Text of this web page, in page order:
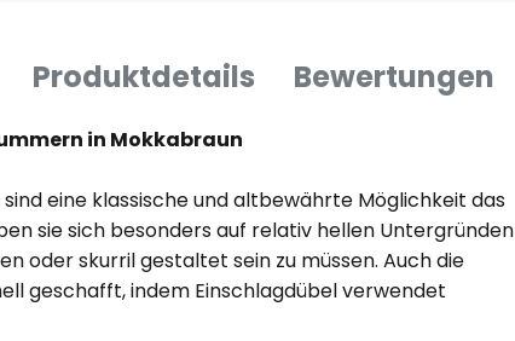
Produktdetails Bewertungen
in Mokkabraun
eine klassische und altbewährte Möglichkeit das
sie sich besonders auf relativ hellen Untergründen
oder skurril gestaltet sein zu müssen. Auch die
geschafft, indem Einschlagdübel verwendet